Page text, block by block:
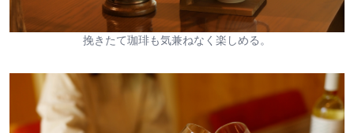
挽きたて珈琲も気兼ねなく楽しめる。